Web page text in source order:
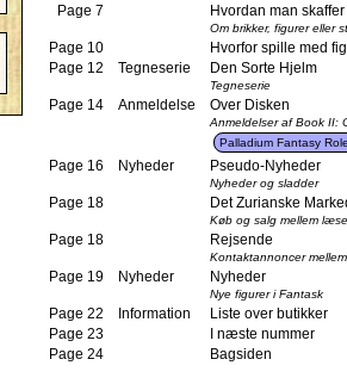
Page 7 Hvordan man
Om brikker, figurer eller
Page 10
Hvorfor spille med
Page 12
Tegneserie Den Sorte Hjelm
Tegneserie
Page 14 Anmeldelse Over Disken
Anmeldelser af Book II:
Palladium Fantasy
Page 16 Nyheder Pseudo-Nyheder
Nyheder og sladder
Page 18 Det Zurianske
Køb og salg mellem
Page 18 Rejsende
Kontaktannoncer
Page 19 Nyheder Nyheder
Nye figurer i Fantask
Page 22 Information
Liste over butikker
Page 23
I næste nummer
Page 24
Bagsiden